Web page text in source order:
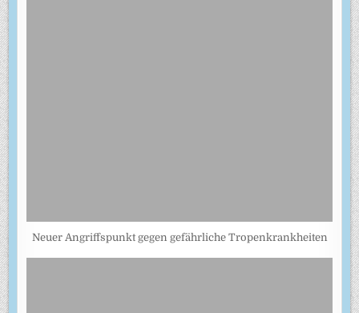
Neuer Angriffspunkt gegen gefährliche Tropenkrankheiten